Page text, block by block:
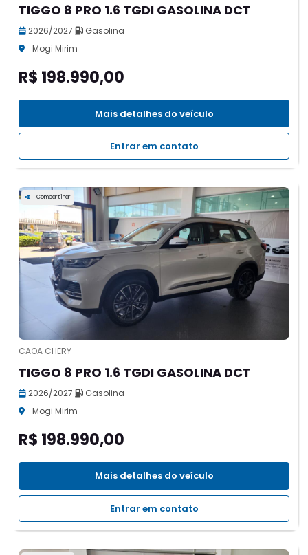
TIGGO 8 PRO 1.6 TGDI GASOLINA DCT
2026/2027
Gasolina
Mogi Mirim
R$ 198.990,00
Mais detalhes do veículo
Entrar em contato
Compartilhar
CAOA CHERY
TIGGO 8 PRO 1.6 TGDI GASOLINA DCT
2026/2027
Gasolina
Mogi Mirim
R$ 198.990,00
Mais detalhes do veículo
Entrar em contato